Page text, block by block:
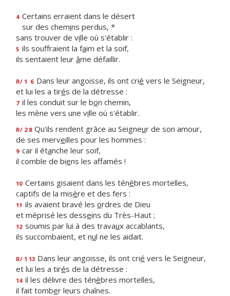
4 Certains erraient dans le désert
sur des chemins perdus, *
sans trouver de ville où s'établir :
5 ils souffraient la faim et la soif,
ils sentaient leur âme défaillir.
R/ 1 6 Dans leur angoisse, ils ont crié vers le Seigneur,
et lui les a tirés de la détresse :
7 il les conduit sur le bon chemin,
les mène vers une ville où s'établir.
R/ 2 8 Qu'ils rendent grâce au Seigneur de son amour,
de ses merveilles pour les hommes :
9 car il étanche leur soif,
il comble de biens les affamés !
10 Certains gisaient dans les ténèbres mortelles,
captifs de la misère et des fers :
11 ils avaient bravé les ordres de Dieu
et méprisé les desseins du Très-Haut ;
12 soumis par lui à des travaux accablants,
ils succombaient, et nul ne les aidait.
R/ 1 13 Dans leur angoisse, ils ont crié vers le Seigneur,
et lui les a tirés de la détresse :
14 il les délivre des ténèbres mortelles,
il fait tomber leurs chaînes.